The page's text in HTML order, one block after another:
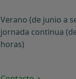
Verano (de junio a
jornada continua
horas)